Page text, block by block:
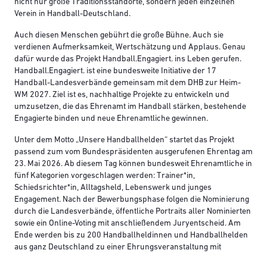
nicht nur große Traditionsstandorte, sondern jeden einzelnen
Verein in Handball-Deutschland.
Auch diesen Menschen gebührt die große Bühne. Auch sie
verdienen Aufmerksamkeit, Wertschätzung und Applaus. Genau
dafür wurde das Projekt Handball.Engagiert. ins Leben gerufen.
Handball.Engagiert. ist eine bundesweite Initiative der 17
Handball-Landesverbände gemeinsam mit dem DHB zur Heim-
WM 2027. Ziel ist es, nachhaltige Projekte zu entwickeln und
umzusetzen, die das Ehrenamt im Handball stärken, bestehende
Engagierte binden und neue Ehrenamtliche gewinnen.
Unter dem Motto „Unsere Handballhelden“ startet das Projekt
passend zum vom Bundespräsidenten ausgerufenen Ehrentag am
23. Mai 2026. Ab diesem Tag können bundesweit Ehrenamtliche in
fünf Kategorien vorgeschlagen werden: Trainer*in,
Schiedsrichter*in, Alltagsheld, Lebenswerk und junges
Engagement. Nach der Bewerbungsphase folgen die Nominierung
durch die Landesverbände, öffentliche Portraits aller Nominierten
sowie ein Online-Voting mit anschließendem Juryentscheid. Am
Ende werden bis zu 200 Handballheldinnen und Handballhelden
aus ganz Deutschland zu einer Ehrungsveranstaltung mit